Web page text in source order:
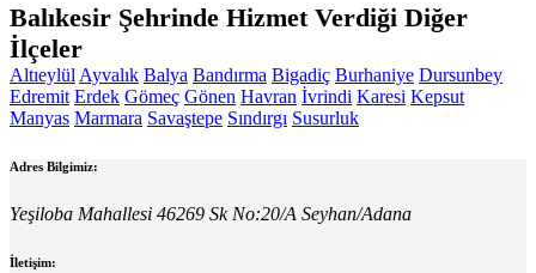
Balıkesir Şehrinde Hizmet Verdiği Diğer
İlçeler
Altıeylül Ayvalık Balya Bandırma Bigadiç Burhaniye Dursunbey
Edremit Erdek Gömeç Gönen Havran İvrindi Karesi Kepsut
Manyas Marmara Savaştepe Sındırgı Susurluk
Adres Bilgimiz:
Yeşiloba Mahallesi 46269 Sk No:20/A Seyhan/Adana
İletişim: